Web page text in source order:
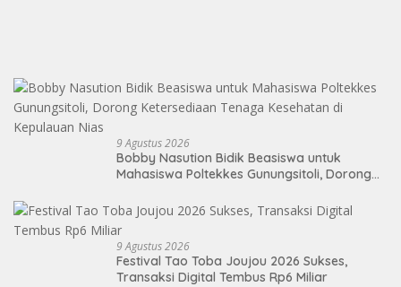
9 Agustus 2026
Bobby Nasution Bidik Beasiswa untuk
Mahasiswa Poltekkes Gunungsitoli, Dorong
Kepulauan Nias
9 Agustus 2026
Festival Tao Toba Joujou 2026 Sukses,
Transaksi Digital Tembus Rp6 Miliar